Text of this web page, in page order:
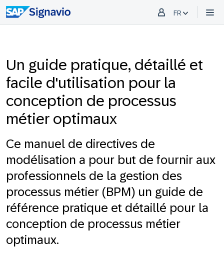
FR
Un guide pratique, détaillé et
facile d'utilisation pour la
conception de processus
métier optimaux
Ce manuel de directives de
modélisation a pour but de fournir aux
professionnels de la gestion des
processus métier (BPM) un guide de
référence pratique et détaillé pour la
conception de processus métier
optimaux.